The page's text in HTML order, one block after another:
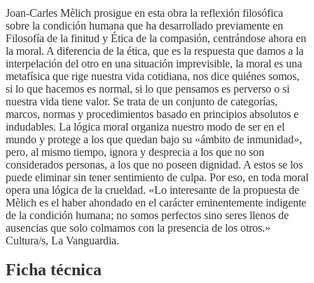
Joan-Carles Mèlich prosigue en esta obra la reflexión filosófica
sobre la condición humana que ha desarrollado previamente en
Filosofía de la finitud y Ética de la compasión, centrándose ahora en
la moral. A diferencia de la ética, que es la respuesta que damos a la
interpelación del otro en una situación imprevisible, la moral es una
metafísica que rige nuestra vida cotidiana, nos dice quiénes somos,
si lo que hacemos es normal, si lo que pensamos es perverso o si
nuestra vida tiene valor. Se trata de un conjunto de categorías,
marcos, normas y procedimientos basado en principios absolutos e
indudables. La lógica moral organiza nuestro modo de ser en el
mundo y protege a los que quedan bajo su «ámbito de inmunidad»,
pero, al mismo tiempo, ignora y desprecia a los que no son
considerados personas, a los que no poseen dignidad. A estos se los
puede eliminar sin tener sentimiento de culpa. Por eso, en toda moral
opera una lógica de la crueldad. «Lo interesante de la propuesta de
Mèlich es el haber ahondado en el carácter eminentemente indigente
de la condición humana; no somos perfectos sino seres llenos de
ausencias que solo colmamos con la presencia de los otros.»
Cultura/s, La Vanguardia.
Ficha técnica